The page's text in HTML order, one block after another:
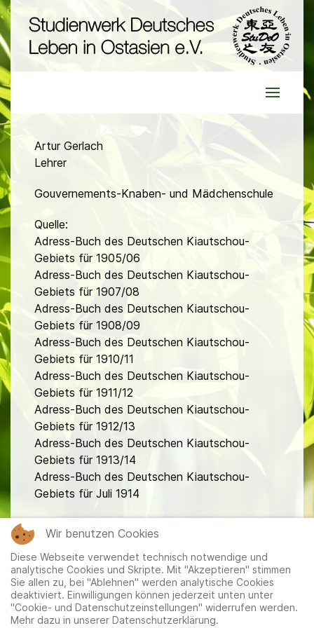
Artur Gerlach
Lehrer
Gouvernements-Knaben- und Mädchenschule
Quelle:
Adress-Buch des Deutschen Kiautschou-
Gebiets für 1905/06
Adress-Buch des Deutschen Kiautschou-
Gebiets für 1907/08
Adress-Buch des Deutschen Kiautschou-
Gebiets für 1908/09
Adress-Buch des Deutschen Kiautschou-
Gebiets für 1910/11
Adress-Buch des Deutschen Kiautschou-
Gebiets für 1911/12
Adress-Buch des Deutschen Kiautschou-
Gebiets für 1912/13
Adress-Buch des Deutschen Kiautschou-
Gebiets für 1913/14
Adress-Buch des Deutschen Kiautschou-
Gebiets für Juli 1914
Wir benutzen Cookies
Diese Webseite verwendet technisch notwendige und
analytische Cookies und Skripte. Mit "Akzeptieren" stimmen
Sie allen zu, bei "Ablehnen" werden analytische Cookies
deaktiviert. Einwilligungen können jederzeit unten unter
"Cookie- und Datenschutzeinstellungen" widerrufen werden.
Mehr dazu in unserer Datenschutzerklärung.